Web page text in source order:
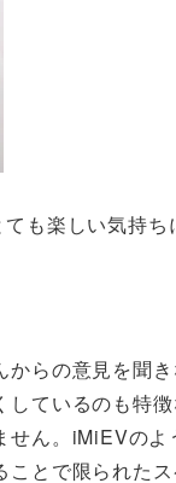
も楽しい気持ち
からの意見を聞
しているのも特
ん。iMiEVの
ことで限られた